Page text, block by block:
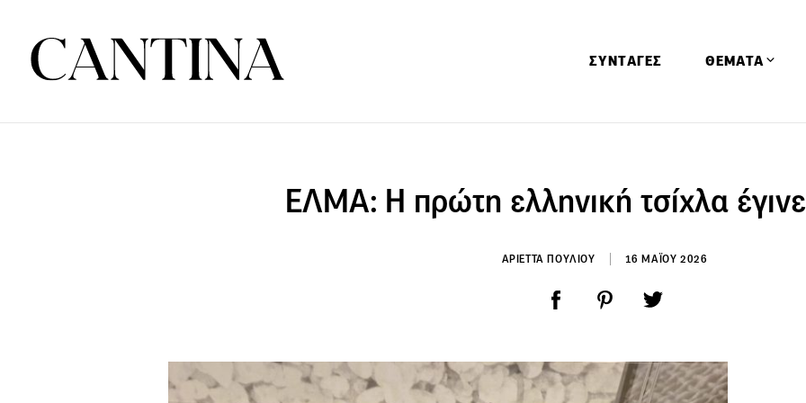
ΣΥΝΤΑΓΕΣ ΘΕΜΑΤΑ
Αφιερώματα
Ειδήσεις
ΕΛΜΑ: Η πρώτη ελληνική τσίχλα
ΑΡΙΕΤΤΑ ΠΟΥΛΙΟΥ 16 ΜΑΪΟΥ 2026